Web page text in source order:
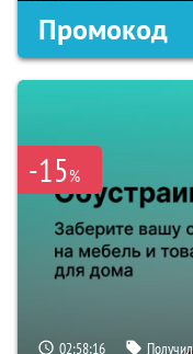
Промокод
-15%
02:58:15